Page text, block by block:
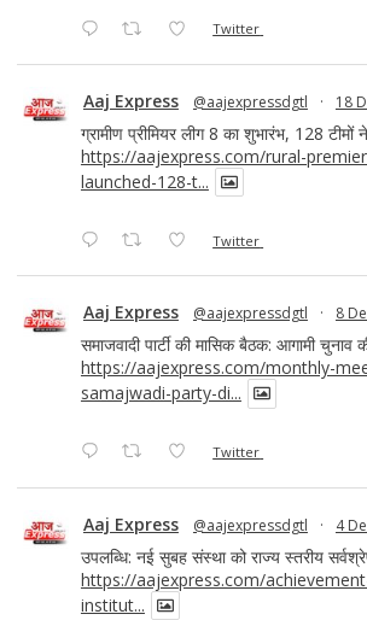
Twitter
Aaj Express @aajexpressdgtl · 18
ग्रामीण प्रीमियर लीग 8 का शुभारंभ, 128 टीमों
https://aajexpress.com/rural-
launched-128-t...
Twitter
Aaj Express @aajexpressdgtl · 8
समाजवादी पार्टी की मासिक बैठक: आगामी चुनाव
https://aajexpress.com/monthly-
samajwadi-party-di...
Twitter
Aaj Express @aajexpressdgtl · 4
उपलब्धि: नई सुबह संस्था को राज्य स्तरीय
https://aajexpress.com/
institut...